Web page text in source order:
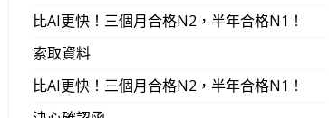
比AI更快！三個月合格N2，半年合格N1！
索取資料
比AI更快！三個月合格N2，半年合格N1！